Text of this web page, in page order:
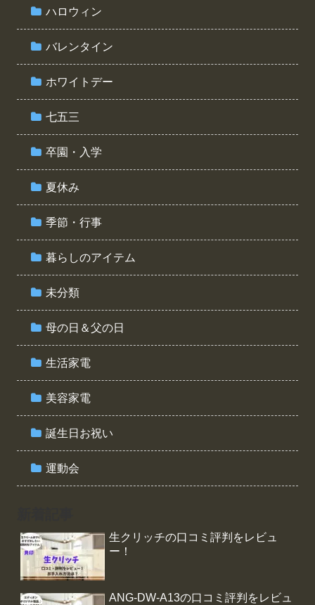
ハロウィン
バレンタイン
ホワイトデー
七五三
卒園・入学
夏休み
季節・行事
暮らしのアイテム
未分類
母の日＆父の日
生活家電
美容家電
誕生日お祝い
運動会
生クリッチの口コミ評判をレビュ
ー！
ANG-DW-A13の口コミ評判をレビュ